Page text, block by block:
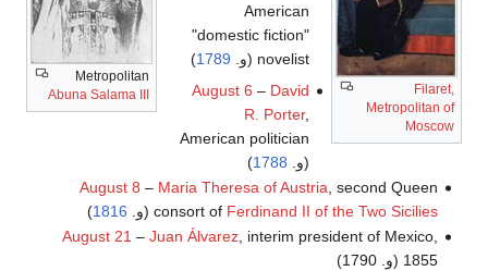
Metropolitan
Abuna Salama III
Filaret,
Metropolitan of
Moscow
American
"domestic fiction"
novelist (و.
1789
)
August 6 – David
R. Porter,
American politician
(و. 1788
)
August 8 – Maria Theresa of Austria , second Queen
consort of Ferdinand II of the Two Sicilies (و. 1816
)
August 21 – Juan Álvarez, interim president of Mexico,
1855 (و. 1790)